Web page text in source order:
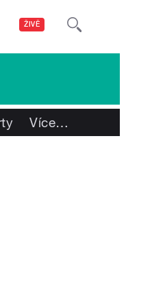
ŽIVĚ
Více…